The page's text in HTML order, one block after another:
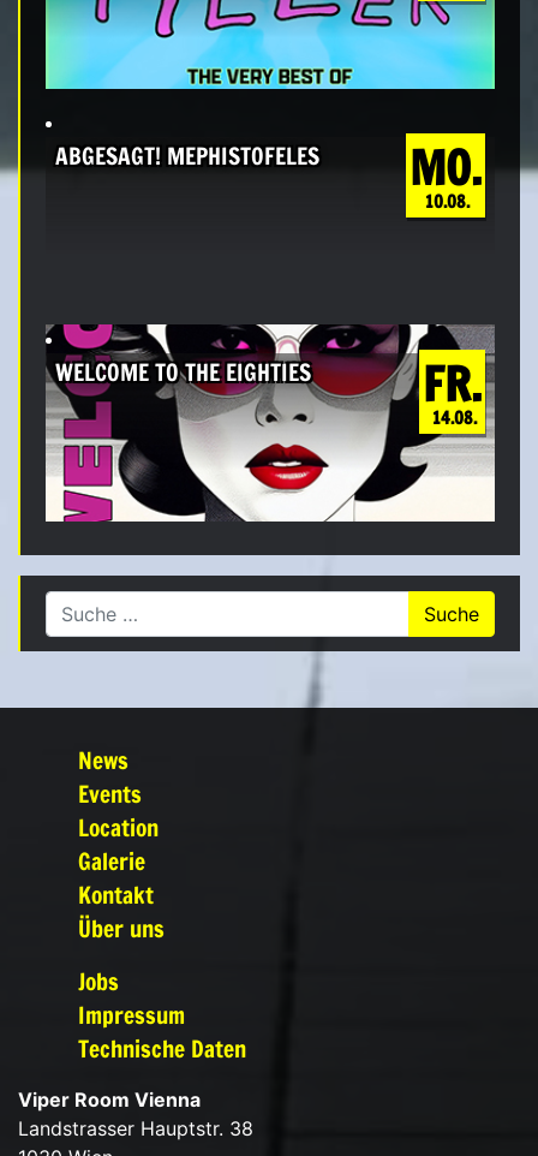
MO.
10.08.
ABGESAGT! MEPHISTOFELES
FR.
14.08.
WELCOME TO THE EIGHTIES
Suche nach:
News
Events
Location
Galerie
Kontakt
Über uns
Jobs
Impressum
Technische Daten
Viper Room Vienna
Landstrasser Hauptstr. 38